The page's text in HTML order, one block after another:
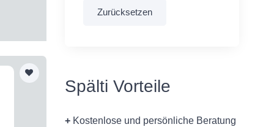
Spälti Vorteile
+ Kostenlose und persönliche Beratung